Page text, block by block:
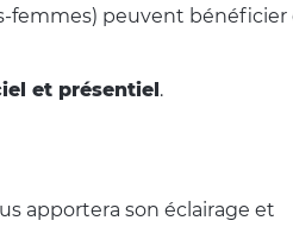
femmes) peuvent bénéficier
et présentiel .
apportera son éclairage et